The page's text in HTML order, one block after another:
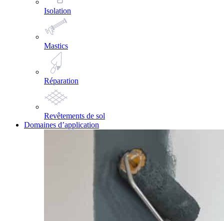
Isolation
Mastics
Réparation
Revêtements de sol
Domaines d’application